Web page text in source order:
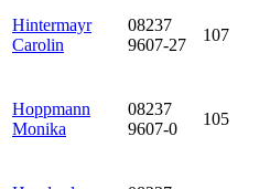
Hintermayr
Carolin
08237
9607-27
107
Hoppmann
Monika
08237
9607-0
105